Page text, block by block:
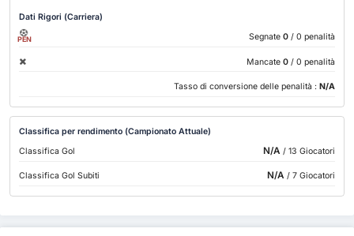
Dati Rigori (Carriera)
PEN Segnate 0 / 0 penalità
Mancate 0 / 0 penalità
Tasso di conversione delle penalità : N/A
Classifica per rendimento (Campionato Attuale)
Classifica Gol
N/A / 13 Giocatori
Classifica Gol Subiti N/A / 7 Giocatori